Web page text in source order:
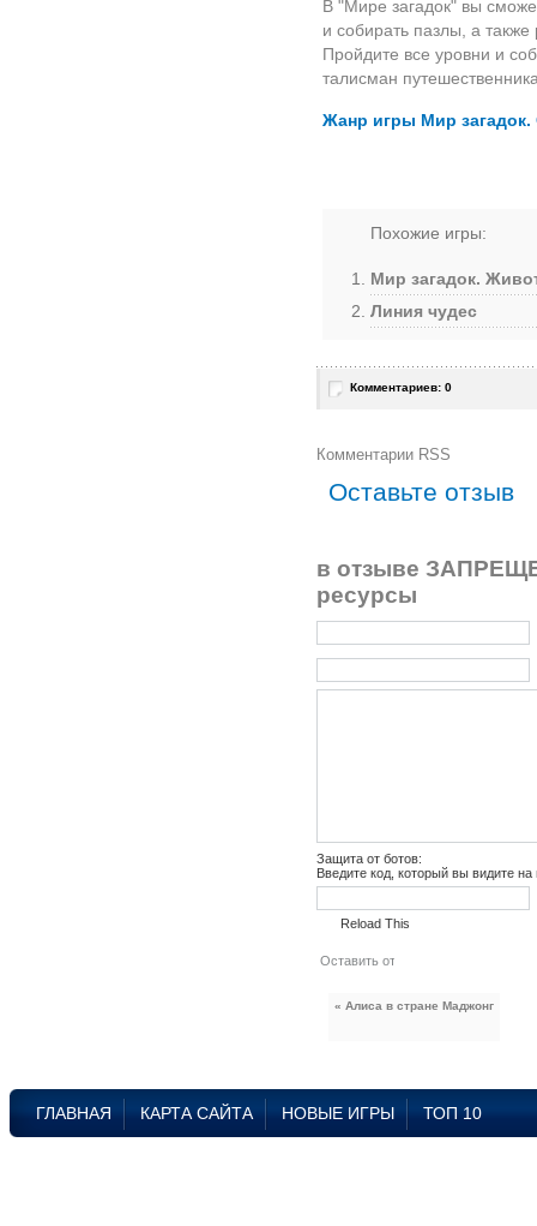
В "Мире загадок" вы
и собирать пазлы, а
Пройдите все уровни и
талисман
Жанр игры Мир
Похожие игры:
Мир загадок.
Линия чудес
Комментариев: 0
Комментарии RSS
Оставьте отзыв
в отзыве
ресурсы
Защита от ботов:
Введите код, который вы видите
Reload This
« Алиса в стране Маджонг
ГЛАВНАЯ КАРТА САЙТА НОВЫЕ ИГРЫ ТОП 10